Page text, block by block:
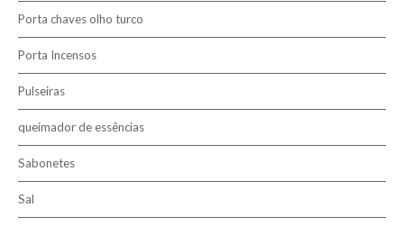
Porta chaves olho turco
Porta Incensos
Pulseiras
queimador de essências
Sabonetes
Sal